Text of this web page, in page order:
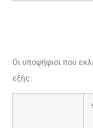
Οι υποψήφιοι που
εξής: